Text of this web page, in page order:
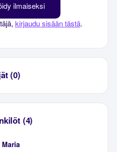
ilmaiseksi
kirjaudu sisään tästä.
(0)
(4)